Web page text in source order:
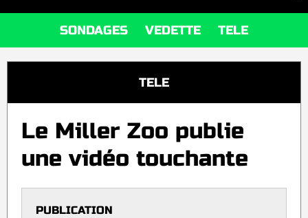
SONDAGES VEDETTE TELE
TELE
Le Miller Zoo publie
une vidéo touchante
PUBLICATION